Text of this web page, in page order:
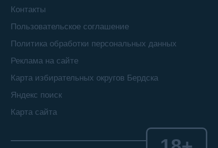
Контакты
Пользовательское соглашение
Политика обработки персональных данных
Реклама на сайте
Карта избирательных округов Бердска
Яндекс поиск
Карта сайта